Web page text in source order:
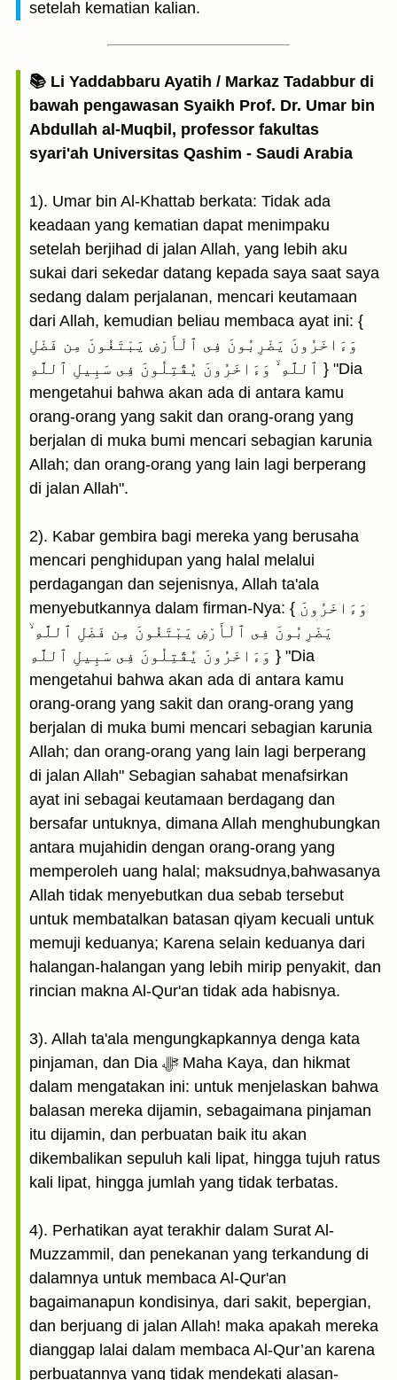
setelah kematian kalian.
📚 Li Yaddabbaru Ayatih / Markaz Tadabbur di
bawah pengawasan Syaikh Prof. Dr. Umar bin
Abdullah al-Muqbil, professor fakultas
syari'ah Universitas Qashim - Saudi Arabia
1). Umar bin Al-Khattab berkata: Tidak ada
keadaan yang kematian dapat menimpaku
setelah berjihad di jalan Allah, yang lebih aku
sukai dari sekedar datang kepada saya saat saya
sedang dalam perjalanan, mencari keutamaan
dari Allah, kemudian beliau membaca ayat ini: {
وَءَاخَرُونَ يَضْرِبُونَ فِى ٱلْأَرْضِ يَبْتَغُونَ مِن فَضْلِ
ٱللَّهِ ۙ وَءَاخَرُونَ يُقَٰتِلُونَ فِى سَبِيلِ ٱللَّهِ } "Dia
mengetahui bahwa akan ada di antara kamu
orang-orang yang sakit dan orang-orang yang
berjalan di muka bumi mencari sebagian karunia
Allah; dan orang-orang yang lain lagi berperang
di jalan Allah".
2). Kabar gembira bagi mereka yang berusaha
mencari penghidupan yang halal melalui
perdagangan dan sejenisnya, Allah ta'ala
menyebutkannya dalam firman-Nya: { وَءَاخَرُونَ
يَضْرِبُونَ فِى ٱلْأَرْضِ يَبْتَغُونَ مِن فَضْلِ ٱللَّهِ ۙ
وَءَاخَرُونَ يُقَٰتِلُونَ فِى سَبِيلِ ٱللَّهِ } "Dia
mengetahui bahwa akan ada di antara kamu
orang-orang yang sakit dan orang-orang yang
berjalan di muka bumi mencari sebagian karunia
Allah; dan orang-orang yang lain lagi berperang
di jalan Allah" Sebagian sahabat menafsirkan
ayat ini sebagai keutamaan berdagang dan
bersafar untuknya, dimana Allah menghubungkan
antara mujahidin dengan orang-orang yang
memperoleh uang halal; maksudnya,bahwasanya
Allah tidak menyebutkan dua sebab tersebut
untuk membatalkan batasan qiyam kecuali untuk
memuji keduanya; Karena selain keduanya dari
halangan-halangan yang lebih mirip penyakit, dan
rincian makna Al-Qur'an tidak ada habisnya.
3). Allah ta'ala mengungkapkannya denga kata
pinjaman, dan Dia ﷻ Maha Kaya, dan hikmat
dalam mengatakan ini: untuk menjelaskan bahwa
balasan mereka dijamin, sebagaimana pinjaman
itu dijamin, dan perbuatan baik itu akan
dikembalikan sepuluh kali lipat, hingga tujuh ratus
kali lipat, hingga jumlah yang tidak terbatas.
4). Perhatikan ayat terakhir dalam Surat Al-
Muzzammil, dan penekanan yang terkandung di
dalamnya untuk membaca Al-Qur'an
bagaimanapun kondisinya, dari sakit, bepergian,
dan berjuang di jalan Allah! maka apakah mereka
dianggap lalai dalam membaca Al-Qur’an karena
perbuatannya yang tidak mendekati alasan-